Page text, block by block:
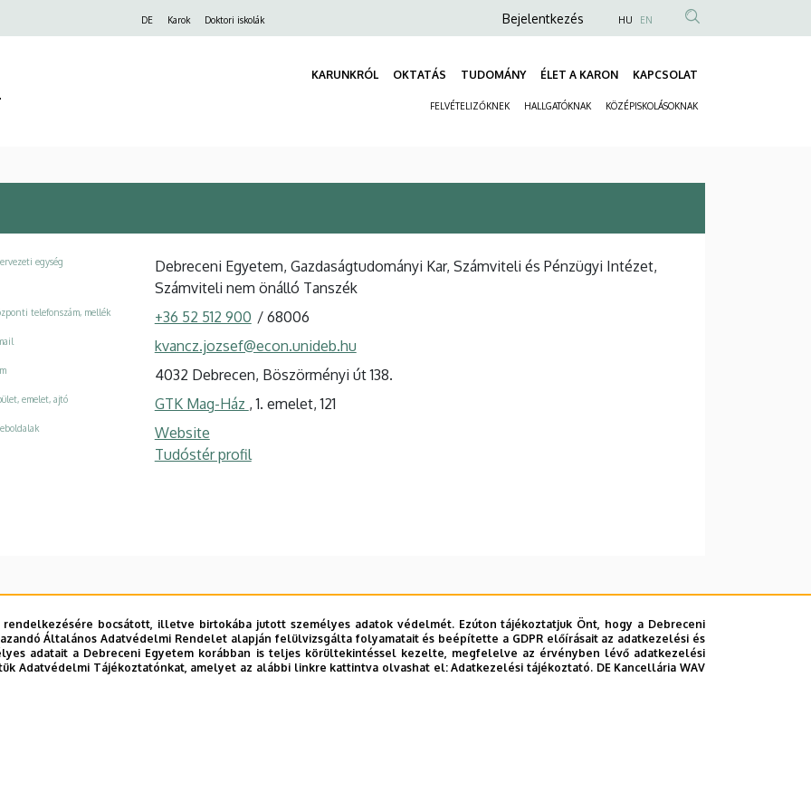
DE Karok Doktori iskolák
Anonim
fiók
Bejelentkezés HU EN
KARUNKRÓL OKTATÁS TUDOMÁNY ÉLET A KARON KAPCSOLAT
FELVÉTELIZŐKNEK HALLGATÓKNAK KÖZÉPISKOLÁSOKNAK
egység
Debreceni Egyetem, Gazdaságtudományi Kar, Számviteli és Pénzügyi Intézet,
Számviteli nem önálló Tanszék
telefonszám, mellék +36 52 512 900 / 68006
kvancz.jozsef@econ.unideb.hu
4032 Debrecen, Böszörményi út 138.
emelet, ajtó GTK Mag-Ház , 1. emelet, 121
Website
Tudóstér profil
bocsátott, illetve birtokába jutott személyes adatok védelmét. Ezúton tájékoztatjuk Önt, hogy a Debreceni
Általános Adatvédelmi Rendelet alapján felülvizsgálta folyamatait és beépítette a GDPR előírásait az adatkezelési és
adatait a Debreceni Egyetem korábban is teljes körültekintéssel kezelte, megfelelve az érvényben lévő adatkezelési
Adatvédelmi Tájékoztatónkat, amelyet az alábbi linkre kattintva olvashat el:Adatkezelési tájékoztató. DE Kancellária WAV